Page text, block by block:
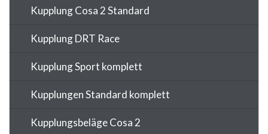
Kupplung Cosa 2 Standard
Kupplung DRT Race
Kupplung Sport komplett
Kupplungen Standard komplett
Kupplungsbeläge Cosa 2